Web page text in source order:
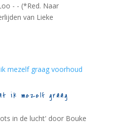
- - (*Red. Naar
van Lieke
ik mezelf graag
in de lucht' door Bouke